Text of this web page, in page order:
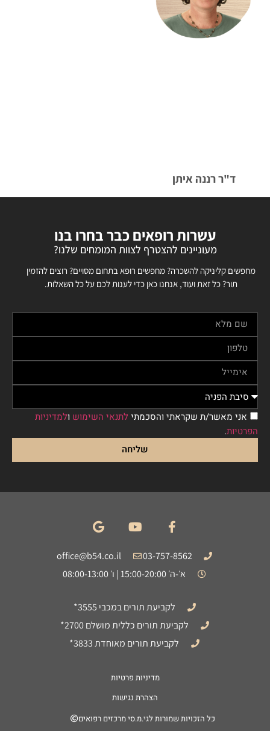
ד"ר רננה איתן
עשרות רופאים כבר בחרו בנו
מעוניינים להצטרף לצוות המומחים שלנו?
מחפשים קליניקה להשכרה? מחפשים רופא בתחום מסויים? רוצים להזמין
תור? כל זאת ועוד, אנחנו כאן כדי לענות לכם על כל השאלות.
אני מאשר/ת שקראתי והסכמתי לתנאי השימוש ולמדיניות
הפרטיות.
שליחה
03-757-8562
office@b54.co.il
א׳-ה׳ 15:00-20:00 | ו׳ 08:00-13:00
לקביעת תורים במכבי 3555*
לקביעת תורים כללית מושלם 2700*
לקביעת תורים מאוחדת 3833*
מדיניות פרטיות
הצהרת נגישות
כל הזכויות שמורות לגי.מ.סי מרכזים רפואים